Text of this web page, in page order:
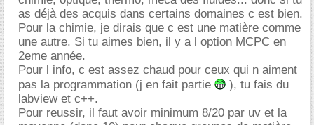
as déjà des acquis dans certains domaines c est bien.
Pour la chimie, je dirais que c est une matière comme
une autre. Si tu aimes bien, il y a l option MCPC en
2eme année.
Pour l info, c est assez chaud pour ceux qui n aiment
pas la programmation (j en fait partie
), tu fais du
labview et c++.
Pour reussir, il faut avoir minimum 8/20 par uv et la